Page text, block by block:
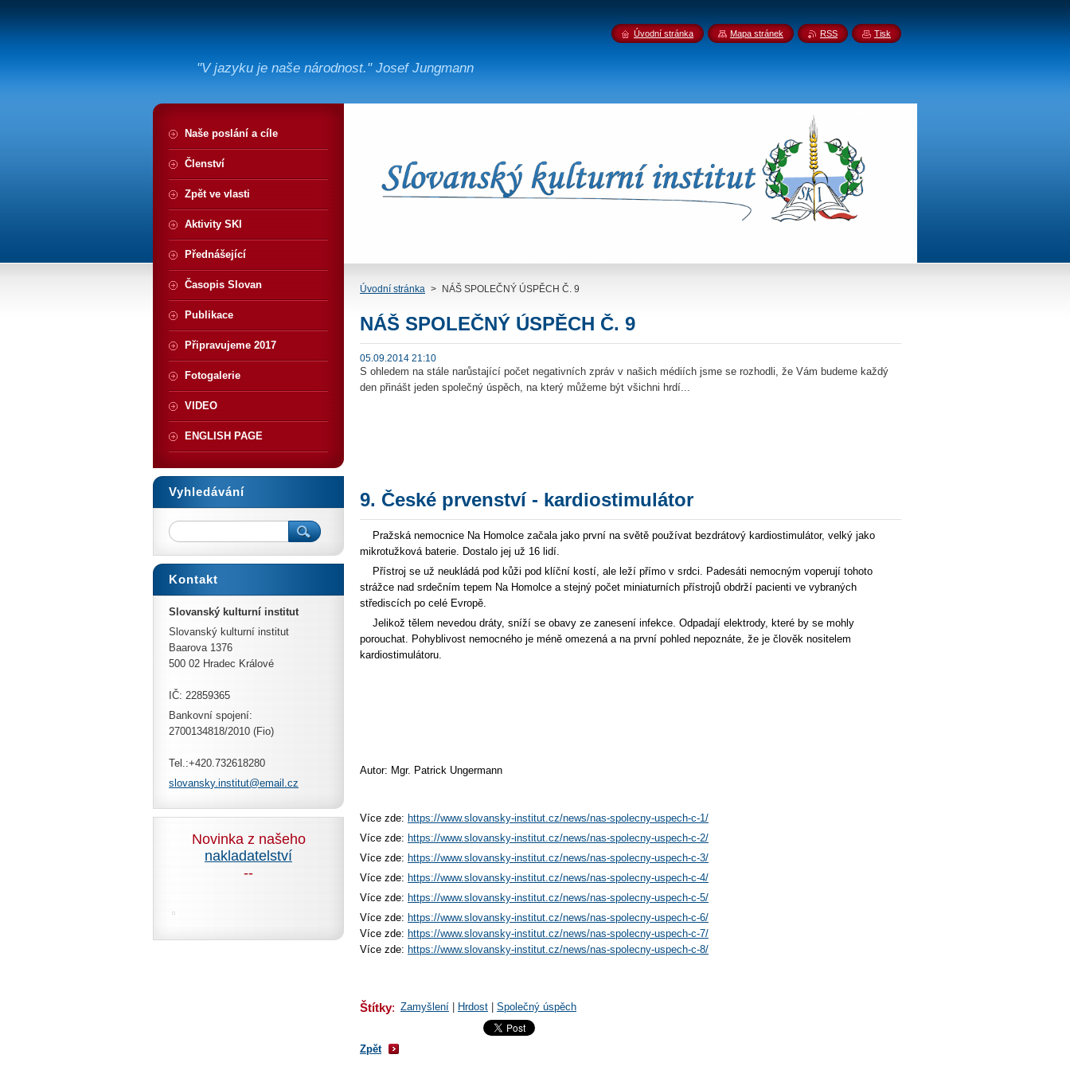
"V jazyku je naše národnost." Josef Jungmann
Úvodní stránka > NÁŠ SPOLEČNÝ ÚSPĚCH Č. 9
NÁŠ SPOLEČNÝ ÚSPĚCH Č. 9
05.09.2014 21:10
S ohledem na stále narůstající počet negativních zpráv v našich médiích jsme se rozhodli, že Vám budeme každý
den přinášt jeden společný úspěch, na který můžeme být všichni hrdí...
9. České prvenství - kardiostimulátor
Pražská nemocnice Na Homolce začala jako první na světě používat bezdrátový kardiostimulátor, velký jako
mikrotužková baterie. Dostalo jej už 16 lidí.
Přístroj se už neukládá pod kůži pod klíční kostí, ale leží přímo v srdci. Padesáti nemocným voperují tohoto
strážce nad srdečním tepem Na Homolce a stejný počet miniaturních přístrojů obdrží pacienti ve vybraných
střediscích po celé Evropě.
Jelikož tělem nevedou dráty, sníží se obavy ze zanesení infekce. Odpadají elektrody, které by se mohly
porouchat. Pohyblivost nemocného je méně omezená a na první pohled nepoznáte, že je člověk nositelem
kardiostimulátoru.
Autor: Mgr. Patrick Ungermann
Více zde: https://www.slovansky-institut.cz/news/nas-spolecny-uspech-c-1/
Více zde: https://www.slovansky-institut.cz/news/nas-spolecny-uspech-c-2/
Více zde: https://www.slovansky-institut.cz/news/nas-spolecny-uspech-c-3/
Více zde: https://www.slovansky-institut.cz/news/nas-spolecny-uspech-c-4/
Více zde: https://www.slovansky-institut.cz/news/nas-spolecny-uspech-c-5/
Více zde: https://www.slovansky-institut.cz/news/nas-spolecny-uspech-c-6/
Více zde: https://www.slovansky-institut.cz/news/nas-spolecny-uspech-c-7/
Více zde: https://www.slovansky-institut.cz/news/nas-spolecny-uspech-c-8/
Štítky: Zamyšlení Hrdost Společný úspěch
Zpět
Naše poslání a cíle
Členství
Zpět ve vlasti
Aktivity SKI
Přednášející
Časopis Slovan
Publikace
Připravujeme 2017
Fotogalerie
VIDEO
ENGLISH PAGE
Vyhledávání
Kontakt
Slovanský kulturní institut
Slovanský kulturní institut
Baarova 1376
500 02 Hradec Králové
IČ: 22859365
Bankovní spojení:
2700134818/2010 (Fio)
Tel.:+420.732618280
slovansky.institut@email .cz
Novinka z našeho
nakladatelství
--
Úvodní stránka Mapa stránek RSS Tisk